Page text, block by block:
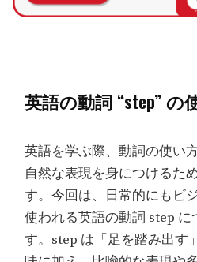
英語の動詞 “step” の
英語を学ぶ際、動詞の使い
自然な表現を身につけるた
す。今回は、日常的にもビ
使われる英語の動詞 step に
す。step は「足を踏み出す